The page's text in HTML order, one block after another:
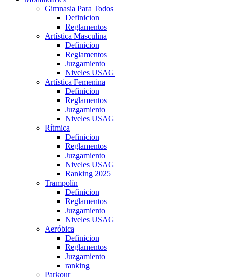
Gimnasia Para Todos
Definicion
Reglamentos
Artística Masculina
Definicion
Reglamentos
Juzgamiento
Niveles USAG
Artística Femenina
Definicion
Reglamentos
Juzgamiento
Niveles USAG
Rítmica
Definicion
Reglamentos
Juzgamiento
Niveles USAG
Ranking 2025
Trampolín
Definicion
Reglamentos
Juzgamiento
Niveles USAG
Aeróbica
Definicion
Reglamentos
Juzgamiento
ranking
Parkour